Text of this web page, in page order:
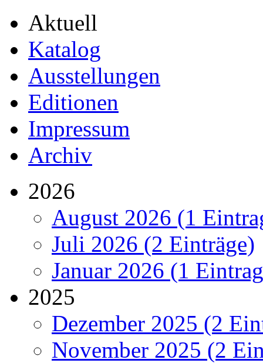
Aktuell
Katalog
Ausstellungen
Editionen
Impressum
Archiv
2026
August 2026 (1
Juli 2026 (2 Einträge)
Januar 2026 (1
2025
Dezember 2025 (2
November 2025 (2